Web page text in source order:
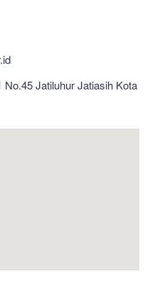
Jatiluhur Jatiasih Kota